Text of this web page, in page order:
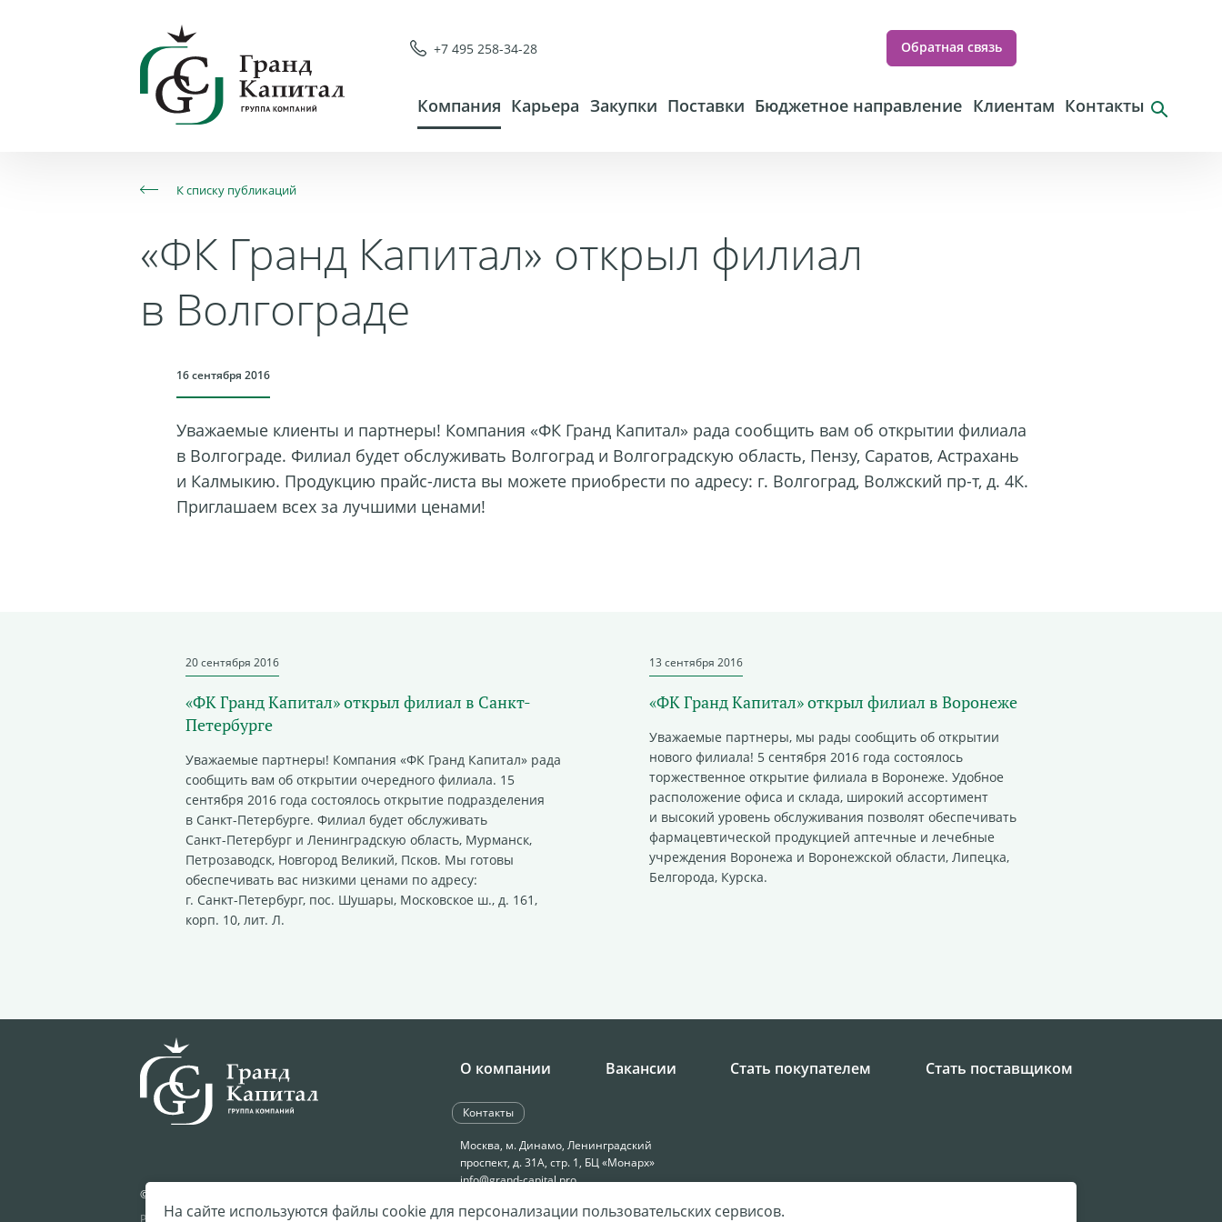
+7 495 258-34-28 Обратная связь
Компания Карьера Закупки Поставки Бюджетное направление Клиентам Контакты
К списку публикаций
«ФК Гранд Капитал» открыл филиал
в Волгограде
16 сентября 2016
Уважаемые клиенты и партнеры! Компания «ФК Гранд Капитал» рада сообщить вам об открытии филиала
в Волгограде. Филиал будет обслуживать Волгоград и Волгоградскую область, Пензу, Саратов, Астрахань
и Калмыкию. Продукцию прайс-листа вы можете приобрести по адресу: г. Волгоград, Волжский пр-т, д. 4К.
Приглашаем всех за лучшими ценами!
20 сентября 2016
«ФК Гранд Капитал» открыл филиал в Санкт-
Петербурге
Уважаемые партнеры! Компания «ФК Гранд Капитал» рада
сообщить вам об открытии очередного филиала. 15
сентября 2016 года состоялось открытие подразделения
в Санкт-Петербурге. Филиал будет обслуживать
Санкт-Петербург и Ленинградскую область, Мурманск,
Петрозаводск, Новгород Великий, Псков. Мы готовы
обеспечивать вас низкими ценами по адресу:
г. Санкт-Петербург, пос. Шушары, Московское ш., д. 161,
корп. 10, лит. Л.
13 сентября 2016
«ФК Гранд Капитал» открыл филиал в Воронеже
Уважаемые партнеры, мы рады сообщить об открытии
нового филиала! 5 сентября 2016 года состоялось
торжественное открытие филиала в Воронеже. Удобное
расположение офиса и склада, широкий ассортимент
и высокий уровень обслуживания позволят обеспечивать
фармацевтической продукцией аптечные и лечебные
учреждения Воронежа и Воронежской области, Липецка,
Белгорода, Курска.
© 2002—2026 ООО «ФК Гранд Капитал»
Разработка —«Сибирикс»
О компании Вакансии Стать покупателем Стать поставщиком
Контакты
Москва, м. Динамо, Ленинградский
проспект, д. 31А, стр. 1, БЦ «Монарх»
info@grand-capital.pro
На сайте используются файлы cookie для персонализации пользовательских сервисов.